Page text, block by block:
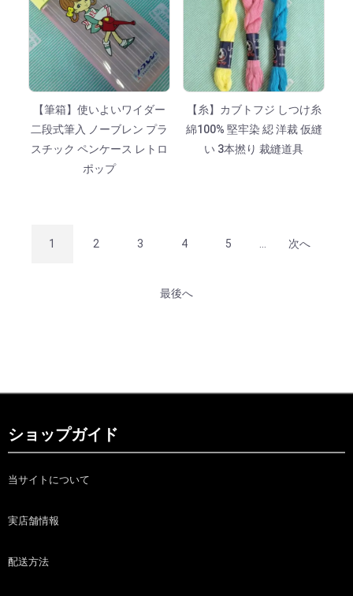
【筆箱】使いよいワイダー
二段式筆入 ノーブレン プラ
スチック ペンケース レトロ
ポップ
【糸】カブトフジ しつけ糸
綿100% 堅牢染 綛 洋裁 仮縫
い 3本撚り 裁縫道具
1 2 3 4 5 ... 次へ
最後へ
ショップガイド
当サイトについて
実店舗情報
配送方法